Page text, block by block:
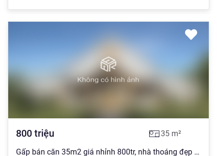
800 triệu 35 m²
Gấp bán căn 35m2 giá nhỉnh 800tr, nhà thoáng đẹp phố Cầu Giấy